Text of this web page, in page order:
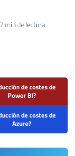
min de lectura
de costes de
Power BI?
de costes de
Azure?